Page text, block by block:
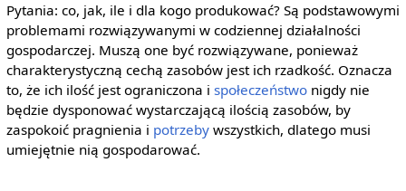
Pytania: co, jak, ile i dla kogo produkować? Są podstawowymi
problemami rozwiązywanymi w codziennej działalności
gospodarczej. Muszą one być rozwiązywane, ponieważ
charakterystyczną cechą zasobów jest ich rzadkość. Oznacza
to, że ich ilość jest ograniczona i społeczeństwonigdy nie
będzie dysponować wystarczającą ilością zasobów, by
zaspokoić pragnienia i potrzebywszystkich, dlatego musi
umiejętnie nią gospodarować.